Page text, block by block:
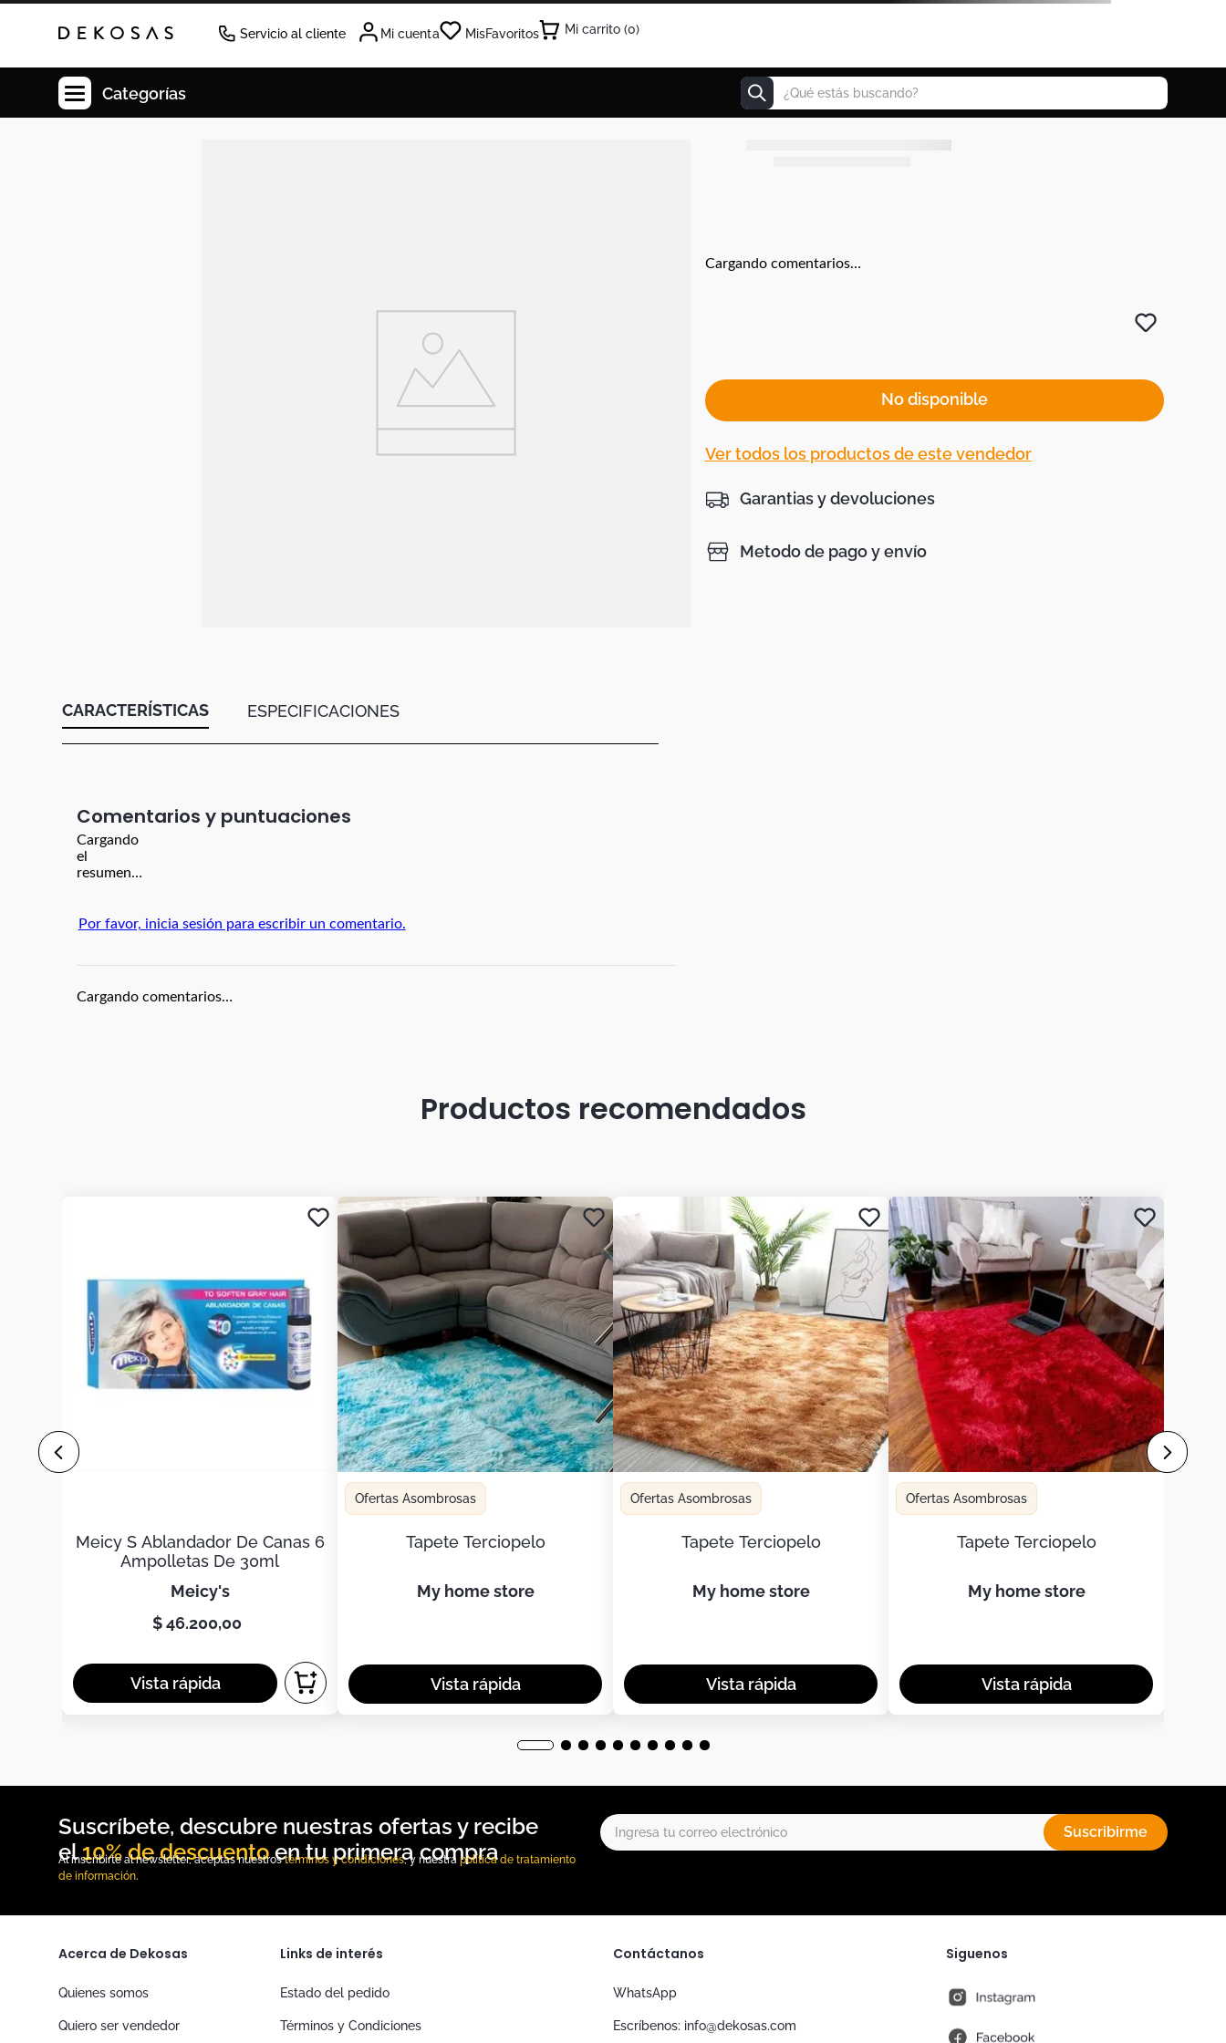
Servicio al cliente Mi cuenta MisFavoritos 0
Categorías ¿Qué estás buscando?
CARACTERÍSTICAS ESPECIFICACIONES
Comentarios
Cargando
el
resumen…
Por favor, inicia sesión para escribir un comentario.
Cargando comentarios…
Cargando comentarios…
No disponible
Ver todos los productos de este vendedor
Garantias y devoluciones
Metodo de pago y envío
Productos recomendados
Meicy S Ablandador De Canas 6
Ampolletas De 30ml
meicy's
$ 46.200,00
Ofertas Asombrosas
Tapete Terciopelo
my home store
Ofertas Asombrosas
Tapete Terciopelo
my home store
Ofertas Asombrosas
Tapete Terciopelo
my home store
10% de descuento
Suscribirme
Al inscribirte al newsletter, aceptas nuestrostérminos y condiciones, y nuestra política de tratamiento
de información.
Acerca de Dekosas
Quienes somos
Quiero ser vendedor
Links de interés
Estado del pedido
Términos y Condiciones
Contáctanos
WhatsApp
Escríbenos: info@dekosas.com
Siguenos
instagram
fb